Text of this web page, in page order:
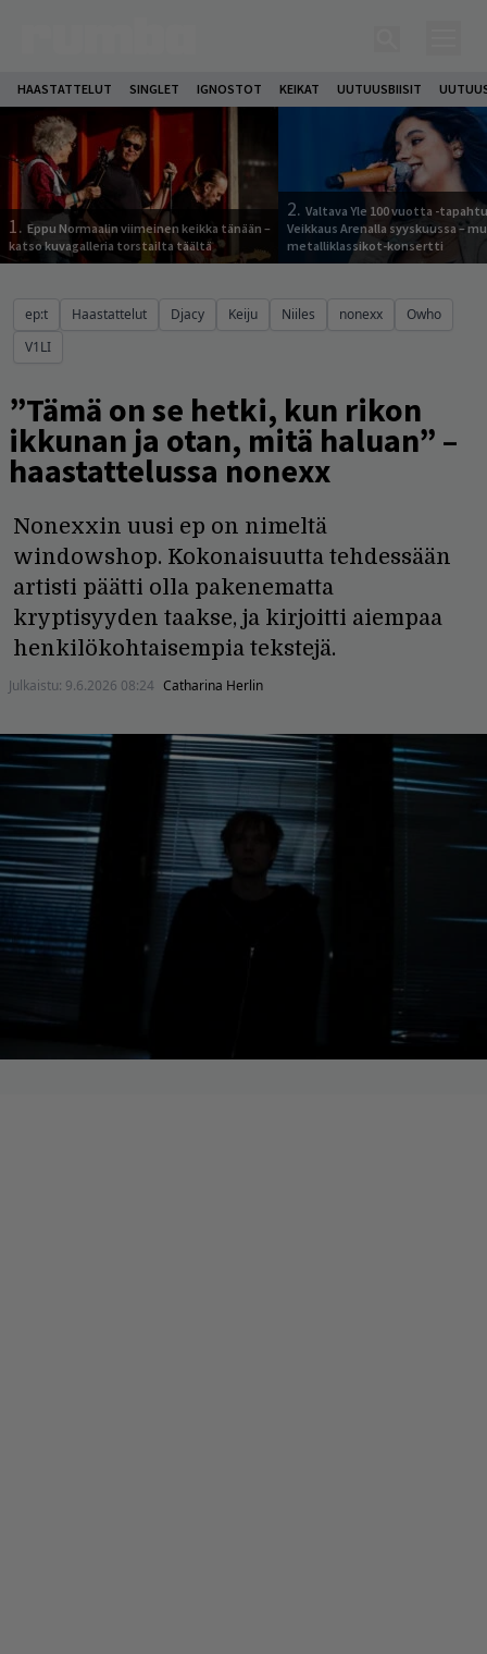
HAASTATTELUT SINGLET IGNOSTOT KEIKAT UUTUUSBIISIT
1. Eppu Normaalin viimeinen keikka tänään –
katso kuvagalleria torstailta täältä
2. Valtava Yle 100 vuotta -
Veikkaus Arenalla syyskuussa –
metalliklassikot-konsertti
ep:t Haastattelut Djacy Keiju Niiles nonexx
Owho
V1LI
”Tämä on se hetki, kun rikon
ikkunan ja otan, mitä haluan” –
haastattelussa nonexx
Nonexxin uusi ep on nimeltä
windowshop. Kokonaisuutta tehdessään
artisti päätti olla pakenematta
kryptisyyden taakse, ja kirjoitti aiempaa
henkilökohtaisempia tekstejä.
Julkaistu: 9.6.2026 08:24 Catharina Herlin